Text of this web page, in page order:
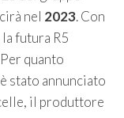
nel 2023. Con
futura R5
quanto
stato annunciato
il produttore